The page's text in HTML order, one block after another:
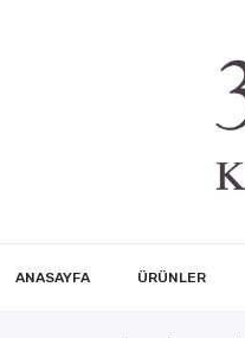
ANASAYFA ÜRÜNLER